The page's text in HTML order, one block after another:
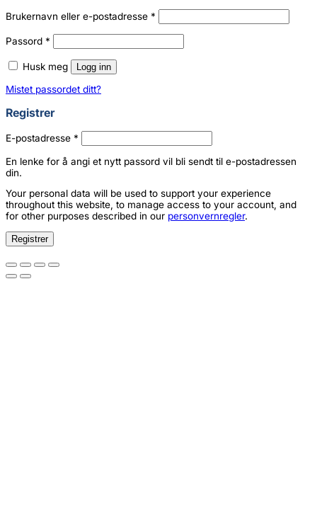
Brukernavn eller e-postadresse *
Passord *
Husk meg Logg inn
Mistet passordet ditt?
Registrer
E-postadresse *
En lenke for å angi et nytt passord vil bli sendt til e-postadressen
din.
Your personal data will be used to support your experience
throughout this website, to manage access to your account, and
for other purposes described in our personvernregler.
Registrer